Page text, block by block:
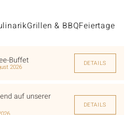
Grillen & BBQFeiertage
Buffet
2026 DETAILS
auf unserer
DETAILS